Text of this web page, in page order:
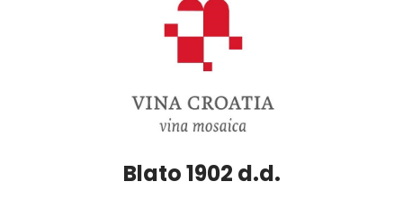
Blato 1902 d.d.